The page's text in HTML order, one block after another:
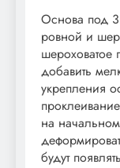
Основа под
ровной и
шероховатое
добавить
укрепления
на
будут